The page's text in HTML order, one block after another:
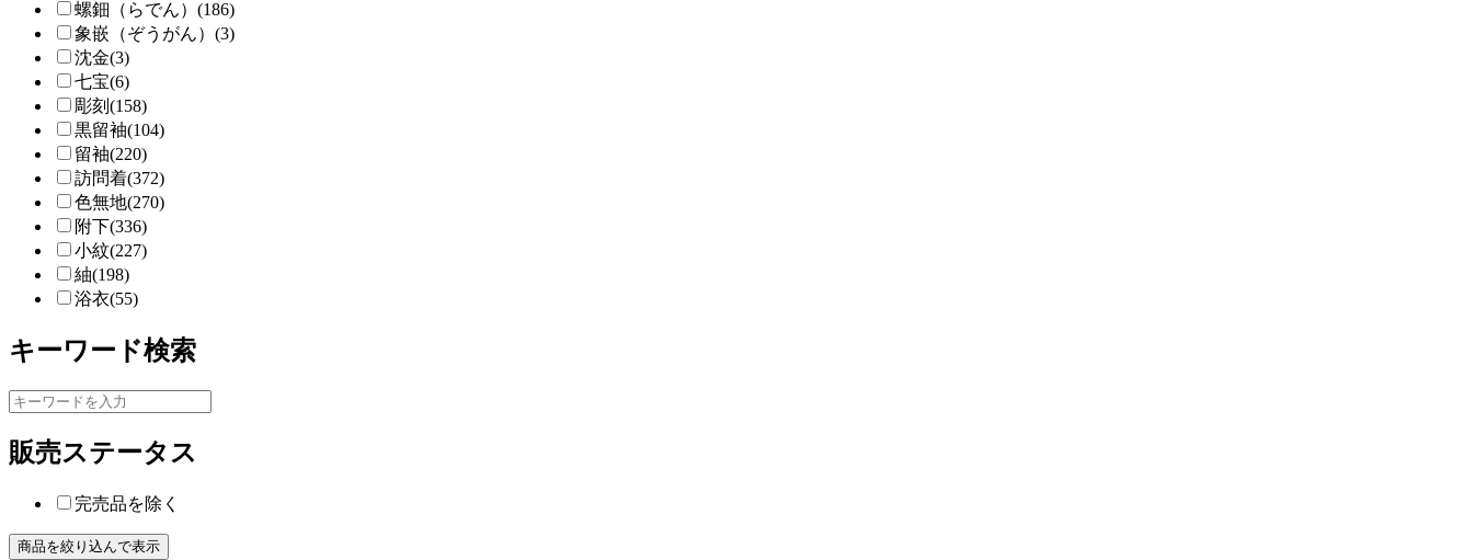
螺鈿（らでん）(186)
象嵌（ぞうがん）(3)
沈金(3)
七宝(6)
彫刻(158)
黒留袖(104)
留袖(220)
訪問着(372)
色無地(270)
附下(336)
小紋(227)
紬(198)
浴衣(55)
キーワード検索
販売ステータス
完売品を除く